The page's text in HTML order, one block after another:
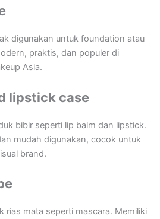
digunakan untuk foundation atau
praktis, dan populer di
Asia.
lipstick case
bibir seperti lip balm dan lipstick.
mudah digunakan, cocok untuk
brand.
rias mata seperti mascara. Memiliki